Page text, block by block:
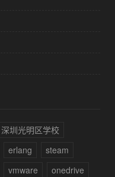
深圳光明区学校
erlang
steam
vmware
onedrive